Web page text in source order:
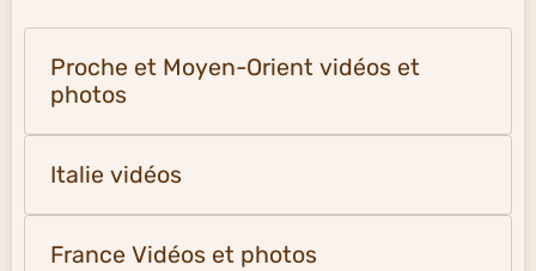
Proche et Moyen-Orient vidéos et
photos
Italie vidéos
France Vidéos et photos